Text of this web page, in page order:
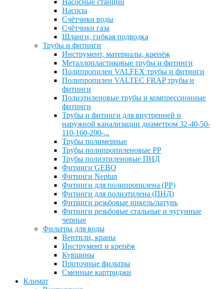
Насосы
Счётчики воды
Счётчики газа
Шланги, гибкая подводка
Трубы и фитинги
Инструмент, материалы, крепёж
Металлопластиковые трубы и фитинги
Полипропилен VALFEX трубы и фитинги
Полипропилен VALTEC FRAP трубы и
фитинги
Полиэтиленовые трубы и компрессионные
фитинги
Трубы и фитинги для внутренней и
наружной канализации диаметром 32-40-50-
110-160-200-...
Трубы полимерные
Трубы полипропиленовые PP
Трубы полиэтиленовые ПНД
Фитинги GEBO
Фитинги Neptun
Фитинги для полипропилена (PP)
Фитинги для полиэтилена (ПНД)
Фитинги резьбовые никель/латунь
Фитинги резьбовые стальные и чугунные
черные
Фильтры для воды
Вентили, краны
Инструмент и крепёж
Кувшины
Проточные фильтры
Сменные картриджи
Климат